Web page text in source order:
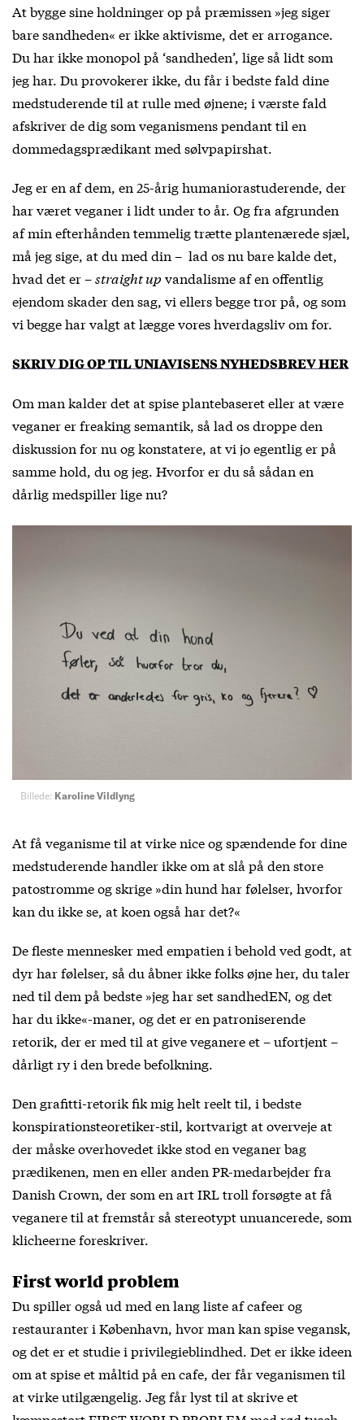
At bygge sine holdninger op på præmissen »jeg siger
bare sandheden« er ikke aktivisme, det er arrogance.
Du har ikke monopol på ‘sandheden’, lige så lidt som
jeg har. Du provokerer ikke, du får i bedste fald dine
medstuderende til at rulle med øjnene; i værste fald
afskriver de dig som veganismens pendant til en
dommedagsprædikant med sølvpapirshat.
Jeg er en af dem, en 25-årig humaniorastuderende, der
har været veganer i lidt under to år. Og fra afgrunden
af min efterhånden temmelig trætte plantenærede sjæl,
må jeg sige, at du med din – lad os nu bare kalde det,
hvad det er –straight up vandalisme af en offentlig
ejendom skader den sag, vi ellers begge tror på, og som
vi begge har valgt at lægge vores hverdagsliv om for.
SKRIV DIG OP TIL UNIAVISENS NYHEDSBREV HER
Om man kalder det at spise plantebaseret eller at være
veganer er freaking semantik, så lad os droppe den
diskussion for nu og konstatere, at vi jo egentlig er på
samme hold, du og jeg. Hvorfor er du så sådan en
dårlig medspiller lige nu?
Billede: Karoline Vildlyng
At få veganisme til at virke nice og spændende for dine
medstuderende handler ikke om at slå på den store
patostromme og skrige »din hund har følelser, hvorfor
kan du ikke se, at koen også har det?«
De fleste mennesker med empatien i behold ved godt, at
dyr har følelser, så du åbner ikke folks øjne her, du taler
ned til dem på bedste »jeg har set sandhedEN, og det
har du ikke«-maner, og det er en patroniserende
retorik, der er med til at give veganere et – ufortjent –
dårligt ry i den brede befolkning.
Den grafitti-retorik fik mig helt reelt til, i bedste
konspirationsteoretiker-stil, kortvarigt at overveje at
der måske overhovedet ikke stod en veganer bag
prædikenen, men en eller anden PR-medarbejder fra
Danish Crown, der som en art IRL troll forsøgte at få
veganere til at fremstår så stereotypt unuancerede, som
klicheerne foreskriver.
First world problem
Du spiller også ud med en lang liste af cafeer og
restauranter i København, hvor man kan spise vegansk,
og det er et studie i privilegieblindhed. Det er ikke ideen
om at spise et måltid på en cafe, der får veganismen til
at virke utilgængelig. Jeg får lyst til at skrive et